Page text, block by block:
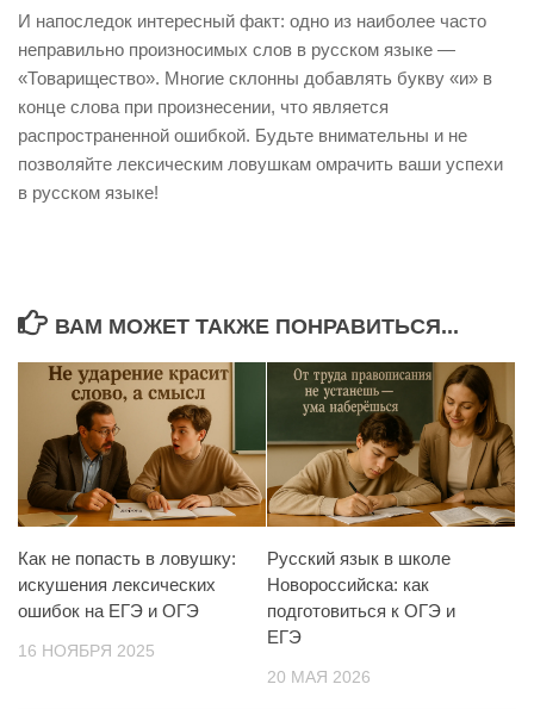
И напоследок интересный факт: одно из наиболее часто
неправильно произносимых слов в русском языке —
«Товарищество». Многие склонны добавлять букву «и» в
конце слова при произнесении, что является
распространенной ошибкой. Будьте внимательны и не
позволяйте лексическим ловушкам омрачить ваши успехи
в русском языке!
ВАМ МОЖЕТ ТАКЖЕ ПОНРАВИТЬСЯ...
Как не попасть в ловушку:
искушения лексических
ошибок на ЕГЭ и ОГЭ
16 НОЯБРЯ 2025
Русский язык в школе
Новороссийска: как
подготовиться к ОГЭ и
ЕГЭ
20 МАЯ 2026